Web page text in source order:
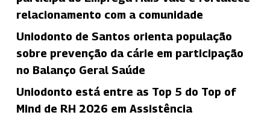
relacionamento com a comunidade
Uniodonto de Santos orienta população
sobre prevenção da cárie em participação
no Balanço Geral Saúde
Uniodonto está entre as Top 5 do Top of
Mind de RH 2026 em Assistência